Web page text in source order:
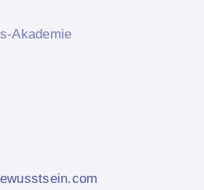
Akademie